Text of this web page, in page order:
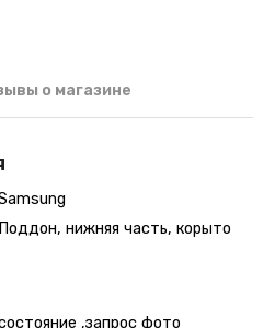
о магазине
Поддон, нижняя часть, корыто
,запрос фото